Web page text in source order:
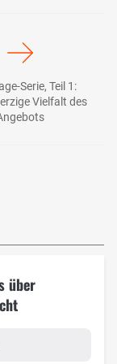
Serie, Teil 1:
Vielfalt des
über